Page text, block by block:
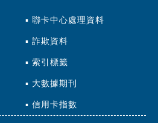
聯卡中心處理資料
詐欺資料
索引標籤
大數據期刊
信用卡指數